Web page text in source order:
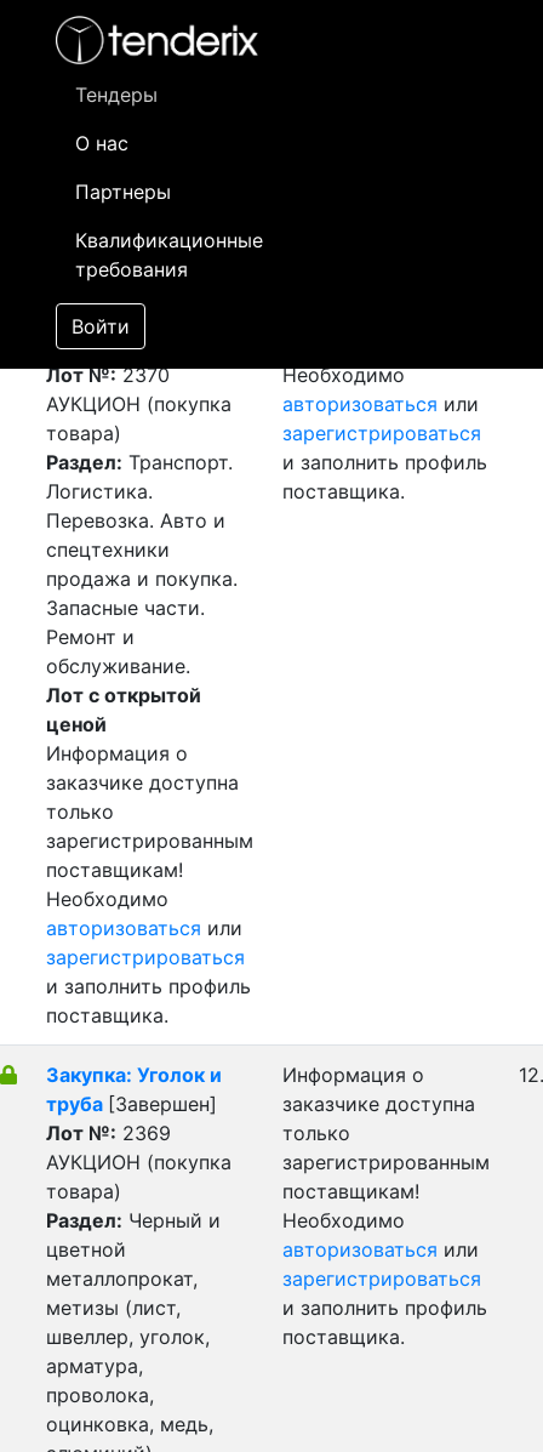
Тендеры
О нас
Партнеры
Квалификационные
требования
Войти
- активный лот
- сохраненный лот (не опубликован)
Закупка: Перевозка
г. Москва (РФ) - г.
Алматы (РК)
[Завершен]
Победитель выбран
Лот №:2370
АУКЦИОН (покупка
товара)
Раздел: Транспорт.
Логистика.
Перевозка. Авто и
спецтехники
продажа и покупка.
Запасные части.
Ремонт и
обслуживание.
Лот с открытой
ценой
Информация о
заказчике доступна
только
зарегистрированным
поставщикам!
Необходимо
авторизоваться или
зарегистрироваться
и заполнить профиль
поставщика.
Необходимо
авторизоваться или
зарегистрироваться
и заполнить профиль
поставщика.
Закупка: Уголок и
труба [Завершен]
Лот №: 2369
АУКЦИОН (покупка
товара)
Раздел: Черный и
цветной
металлопрокат,
метизы (лист,
швеллер, уголок,
арматура,
проволока,
оцинковка, медь,
Информация о
заказчике доступна
только
зарегистрированным
поставщикам!
Необходимо
авторизоваться или
зарегистрироваться
и заполнить профиль
поставщика.